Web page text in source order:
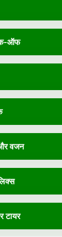
ऑफ
वजन
टायर